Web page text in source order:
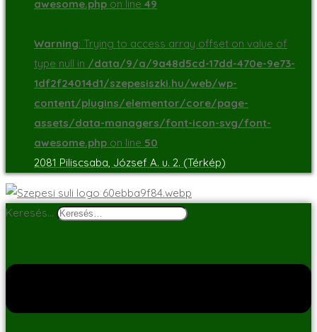
awesome.php on line 49
Warning: Trying to access array offset on value of
type null in /data/9/a/9a48d5cd-17dd-470e-9e73-
1df2f24014d1/szepesiszki.hu/web/wp-
content/plugins/elementor/core/page-
assets/data-managers/font-icon-svg/font-
awesome.php on line 50
2081 Piliscsaba, József A. u. 2. (Térkép)
Keresés…